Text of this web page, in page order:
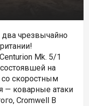
чрезвычайно
Centurion Mk. 5/1
на
скоростным
— коварные атаки
Cromwell B